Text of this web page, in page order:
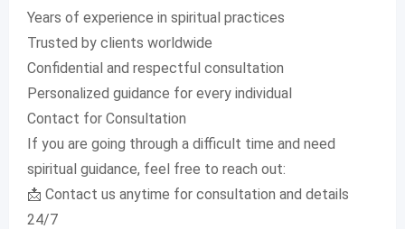
Years of experience in spiritual practices
Trusted by clients worldwide
Confidential and respectful consultation
Personalized guidance for every individual
Contact for Consultation
If you are going through a difficult time and need
spiritual guidance, feel free to reach out:
📩 Contact us anytime for consultation and details
24/7